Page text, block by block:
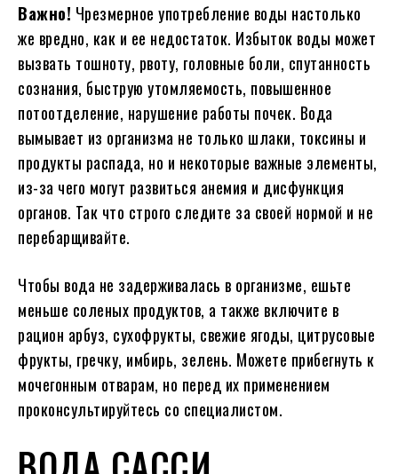
Важно! Чрезмерное употребление воды настолько
же вредно, как и ее недостаток. Избыток воды может
вызвать тошноту, рвоту, головные боли, спутанность
сознания, быструю утомляемость, повышенное
потоотделение, нарушение работы почек. Вода
вымывает из организма не только шлаки, токсины и
продукты распада, но и некоторые важные элементы,
из-за чего могут развиться анемия и дисфункция
органов. Так что строго следите за своей нормой и не
перебарщивайте.
Чтобы вода не задерживалась в организме, ешьте
меньше соленых продуктов, а также включите в
рацион арбуз, сухофрукты, свежие ягоды, цитрусовые
фрукты, гречку, имбирь, зелень. Можете прибегнуть к
мочегонным отварам, но перед их применением
проконсультируйтесь со специалистом.